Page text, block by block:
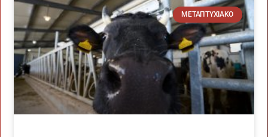
ΜΕΤΑΠΤΥΧΙΑΚΌ